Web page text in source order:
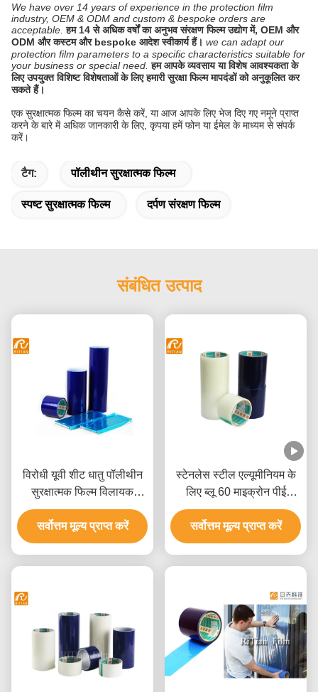
We have over 14 years of experience in the protection film
industry, OEM & ODM and custom & bespoke orders are
acceptable. हम 14 से अधिक वर्षों का अनुभव संरक्षण फिल्म उद्योग में, OEM और
ODM और कस्टम और bespoke आदेश स्वीकार्य हैं। we can adapt our
protection film parameters to a specific characteristics suitable for
your business or special need. हम आपके व्यवसाय या विशेष आवश्यकता के
लिए उपयुक्त विशिष्ट विशेषताओं के लिए हमारी सुरक्षा फिल्म मापदंडों को अनुकूलित कर
सकते हैं।
एक सुरक्षात्मक फिल्म का चयन कैसे करें, या आज आपके लिए भेज दिए गए नमूने प्राप्त
करने के बारे में अधिक जानकारी के लिए, कृपया हमें फोन या ईमेल के माध्यम से संपर्क
करें।
टैग: पॉलीथीन सुरक्षात्मक फिल्म
स्पष्ट सुरक्षात्मक फिल्म दर्पण संरक्षण फिल्म
संबंधित उत्पाद
विरोधी यूवी शीट धातु पॉलीथीन
सुरक्षात्मक फिल्म विलायक
आधारित चिपकने वाला:
सर्वोत्तम मूल्य प्राप्त करें
स्टेनलेस स्टील एल्यूमीनियम के
लिए ब्लू 60 माइक्रोन पीई
सुरक्षात्मक फिल्म
सर्वोत्तम मूल्य प्राप्त करें